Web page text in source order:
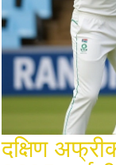
दक्षिण